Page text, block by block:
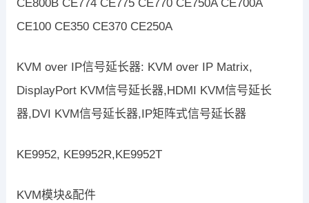
CE800B CE774 CE775 CE770 CE750A CE700A
CE100 CE350 CE370 CE250A
KVM over IP信号延长器: KVM over IP Matrix,
DisplayPort KVM信号延长器,HDMI KVM信号延长
器,DVI KVM信号延长器,IP矩阵式信号延长器
KE9952, KE9952R,KE9952T
KVM模块&配件